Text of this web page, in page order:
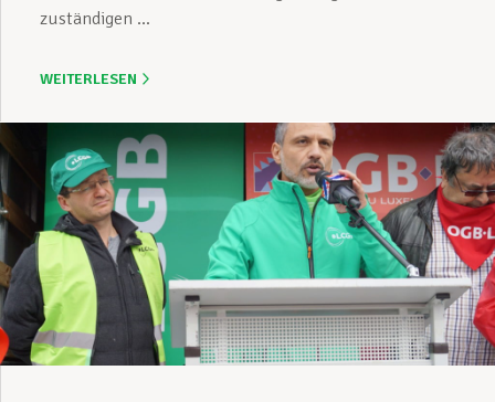
zuständigen ...
WEITERLESEN